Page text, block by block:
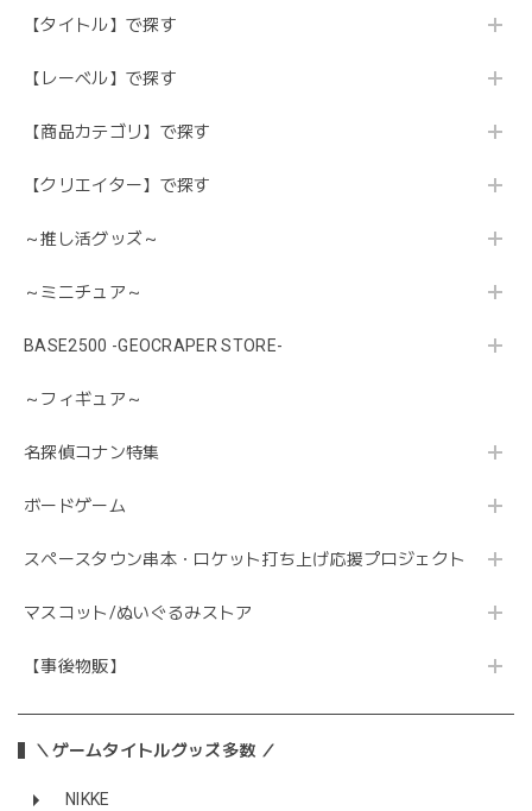
【タイトル】で探す
【レーベル】で探す
【商品カテゴリ】で探す
【クリエイター】で探す
～推し活グッズ～
～ミニチュア～
BASE2500 -GEOCRAPER STORE-
～フィギュア～
名探偵コナン特集
ボードゲーム
スペースタウン串本・ロケット打ち上げ応援プロジェクト
マスコット/ぬいぐるみストア
【事後物販】
＼ゲームタイトルグッズ多数 ／
NIKKE